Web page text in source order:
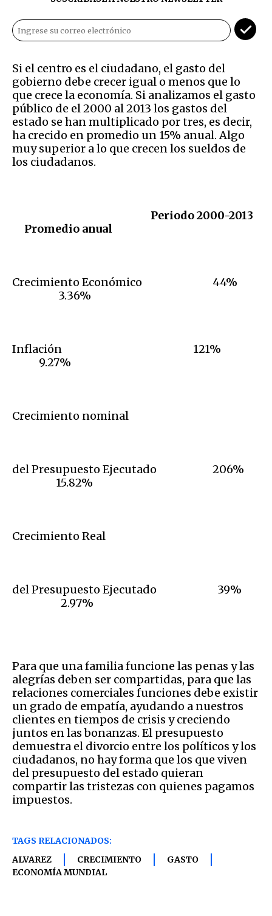
Si el centro es el ciudadano, el gasto del
gobierno debe crecer igual o menos que lo
que crece la economía. Si analizamos el gasto
público de el 2000 al 2013 los gastos del
estado se han multiplicado por tres, es decir,
ha crecido en promedio un 15% anual. Algo
muy superior a lo que crecen los sueldos de
los ciudadanos.
Periodo 2000-2013
Promedio anual
Crecimiento Económico 44%
3.36%
Inflación 121%
9.27%
Crecimiento nominal
del Presupuesto Ejecutado 206%
15.82%
Crecimiento Real
del Presupuesto Ejecutado 39%
2.97%
Para que una familia funcione las penas y las
alegrías deben ser compartidas, para que las
relaciones comerciales funciones debe existir
un grado de empatía, ayudando a nuestros
clientes en tiempos de crisis y creciendo
juntos en las bonanzas. El presupuesto
demuestra el divorcio entre los políticos y los
ciudadanos, no hay forma que los que viven
del presupuesto del estado quieran
compartir las tristezas con quienes pagamos
impuestos.
TAGS RELACIONADOS:
ALVAREZ
CRECIMIENTO
GASTO
ECONOMÍA MUNDIAL